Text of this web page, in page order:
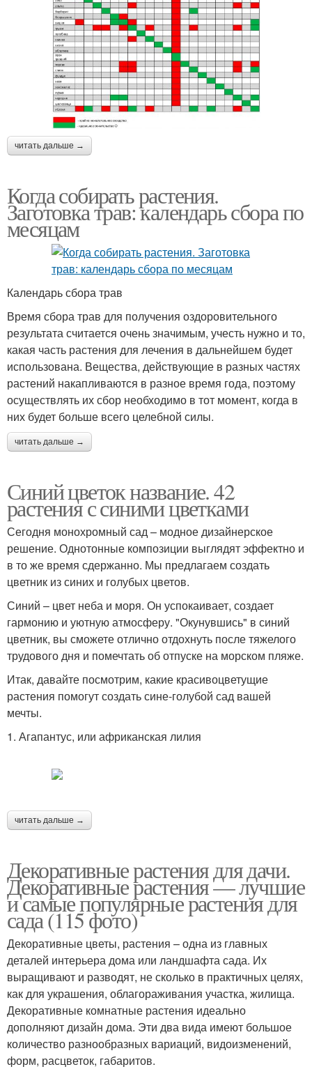
читать дальше →
Когда собирать растения.
Заготовка трав: календарь сбора по
месяцам
Календарь сбора трав
Время сбора трав для получения оздоровительного
результата считается очень значимым, учесть нужно и то,
какая часть растения для лечения в дальнейшем будет
использована. Вещества, действующие в разных частях
растений накапливаются в разное время года, поэтому
осуществлять их сбор необходимо в тот момент, когда в
них будет больше всего целебной силы.
читать дальше →
Синий цветок название. 42
растения с синими цветками
Сегодня монохромный сад – модное дизайнерское
решение. Однотонные композиции выглядят эффектно и
в то же время сдержанно. Мы предлагаем создать
цветник из синих и голубых цветов.
Синий – цвет неба и моря. Он успокаивает, создает
гармонию и уютную атмосферу. "Окунувшись" в синий
цветник, вы сможете отлично отдохнуть после тяжелого
трудового дня и помечтать об отпуске на морском пляже.
Итак, давайте посмотрим, какие красивоцветущие
растения помогут создать сине-голубой сад вашей
мечты.
1. Агапантус, или африканская лилия
читать дальше →
Декоративные растения для дачи.
Декоративные растения — лучшие
и самые популярные растения для
сада (115 фото)
Декоративные цветы, растения – одна из главных
деталей интерьера дома или ландшафта сада. Их
выращивают и разводят, не сколько в практичных целях,
как для украшения, облагораживания участка, жилища.
Декоративные комнатные растения идеально
дополняют дизайн дома. Эти два вида имеют большое
количество разнообразных вариаций, видоизменений,
форм, расцветок, габаритов.